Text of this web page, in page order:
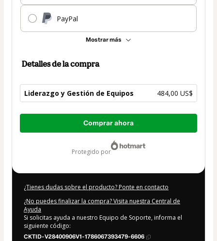
PayPal
Mostrar más
Detalles de la compra
Liderazgo y Gestión de Equipos 484,00 US$
Total
Comprar ahora
protegido por
¿Tienes dudas sobre el producto? Ponte en contacto
¿No puedes finalizar la compra? Visita nuestra Central de
Ayuda
Si solicitas ayuda a nuestro Equipo de Soporte, informa el
siguiente código:
CKTID-V28400906V1-1786067393479-6606